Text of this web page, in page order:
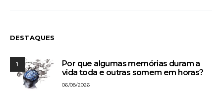
DESTAQUES
1
Por que algumas memórias duram a
vida toda e outras somem em horas?
06/08/2026